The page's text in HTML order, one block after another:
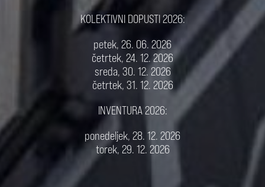
KOLEKTIVNI DOPUSTI 2026:
petek, 26. 06. 2026
četrtek, 24. 12. 2026
sreda, 30. 12. 2026
četrtek, 31. 12. 2026
INVENTURA 2026:
ponedeljek, 28. 12. 2026
torek, 29. 12. 2026